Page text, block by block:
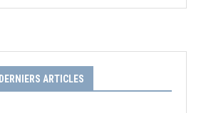
DERNIERS ARTICLES